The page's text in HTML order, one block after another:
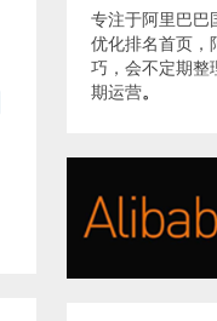
专注于阿里巴巴
优化排名首页，
巧，会不定期整
期运营。